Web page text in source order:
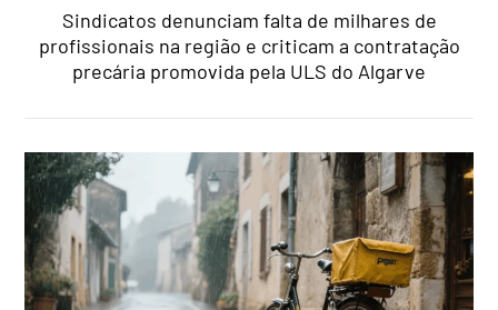
Sindicatos denunciam falta de milhares de
profissionais na região e criticam a contratação
precária promovida pela ULS do Algarve